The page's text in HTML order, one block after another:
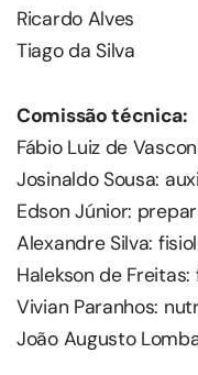
Ricardo Alves
Tiago da Silva
Comissão técnica:
Fábio Luiz de
Josinaldo Sousa:
Edson Júnior:
Alexandre Silva:
Halekson de
Vivian Paranhos:
João Augusto